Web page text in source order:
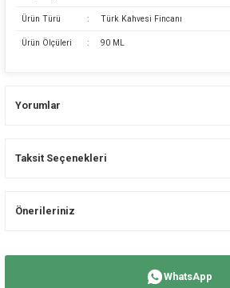
Ürün Türü : Türk Kahvesi Fincanı
Ürün Ölçüleri : 90 ML
Yorumlar
Taksit Seçenekleri
Önerileriniz
WhatsApp